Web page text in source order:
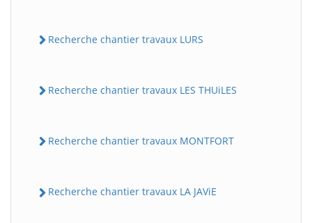
Recherche chantier travaux LURS
Recherche chantier travaux LES THUiLES
Recherche chantier travaux MONTFORT
Recherche chantier travaux LA JAViE